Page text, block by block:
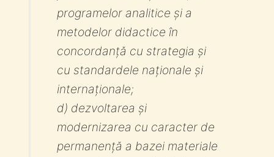
programelor analitice și a
metodelor didactice în
concordanță cu strategia și
cu standardele naționale și
internaționale;
d) dezvoltarea și
modernizarea cu caracter de
permanență a bazei materiale